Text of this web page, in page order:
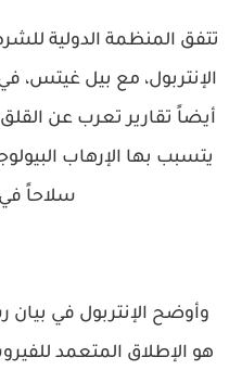
تتفق المنظمة الدولية
الإنتربول، مع بيل غيتس،
أيضاً تقارير تعرب عن
يتسبب بها الإرهاب
سلاحاً في
وأوضح الإنتربول في بيان
هو الإطلاق المتعمد